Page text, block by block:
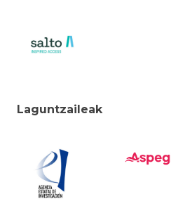
Laguntzaileak